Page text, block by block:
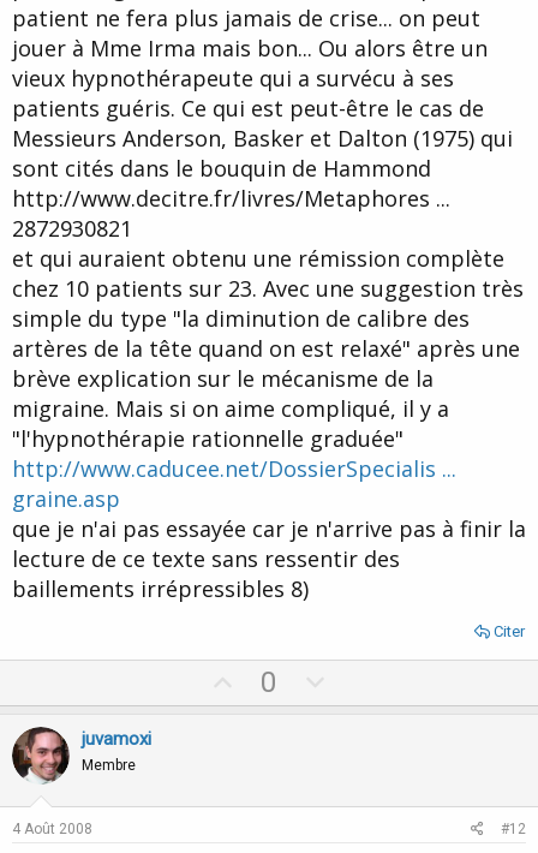
patient ne fera plus jamais de crise... on peut
jouer à Mme Irma mais bon... Ou alors être un
vieux hypnothérapeute qui a survécu à ses
patients guéris. Ce qui est peut-être le cas de
Messieurs Anderson, Basker et Dalton (1975) qui
sont cités dans le bouquin de Hammond
http://www.decitre.fr/livres/Metaphores ...
2872930821
et qui auraient obtenu une rémission complète
chez 10 patients sur 23. Avec une suggestion très
simple du type "la diminution de calibre des
artères de la tête quand on est relaxé" après une
brève explication sur le mécanisme de la
migraine. Mais si on aime compliqué, il y a
"l'hypnothérapie rationnelle graduée"
http://www.caducee.net/DossierSpecialis ...
graine.asp
que je n'ai pas essayée car je n'arrive pas à finir la
lecture de ce texte sans ressentir des
baillements irrépressibles 8)
Citer
p
0
o
juvamoxi
Membre
4 Août 2008 #12